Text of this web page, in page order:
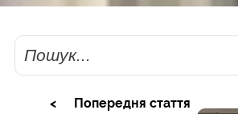
Пошук
Попередня стаття